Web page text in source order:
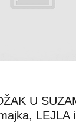
U
LEJLA